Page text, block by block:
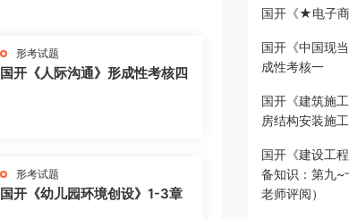
形考试题
国开《人际沟通》形成性考核四
形考试题
国开《幼儿园环境创设》1-3章
国开《★电子
国开《中国现
成性考核一
国开《建筑施
房结构安装施
国开《建设工
备知识：第九~
老师评阅）